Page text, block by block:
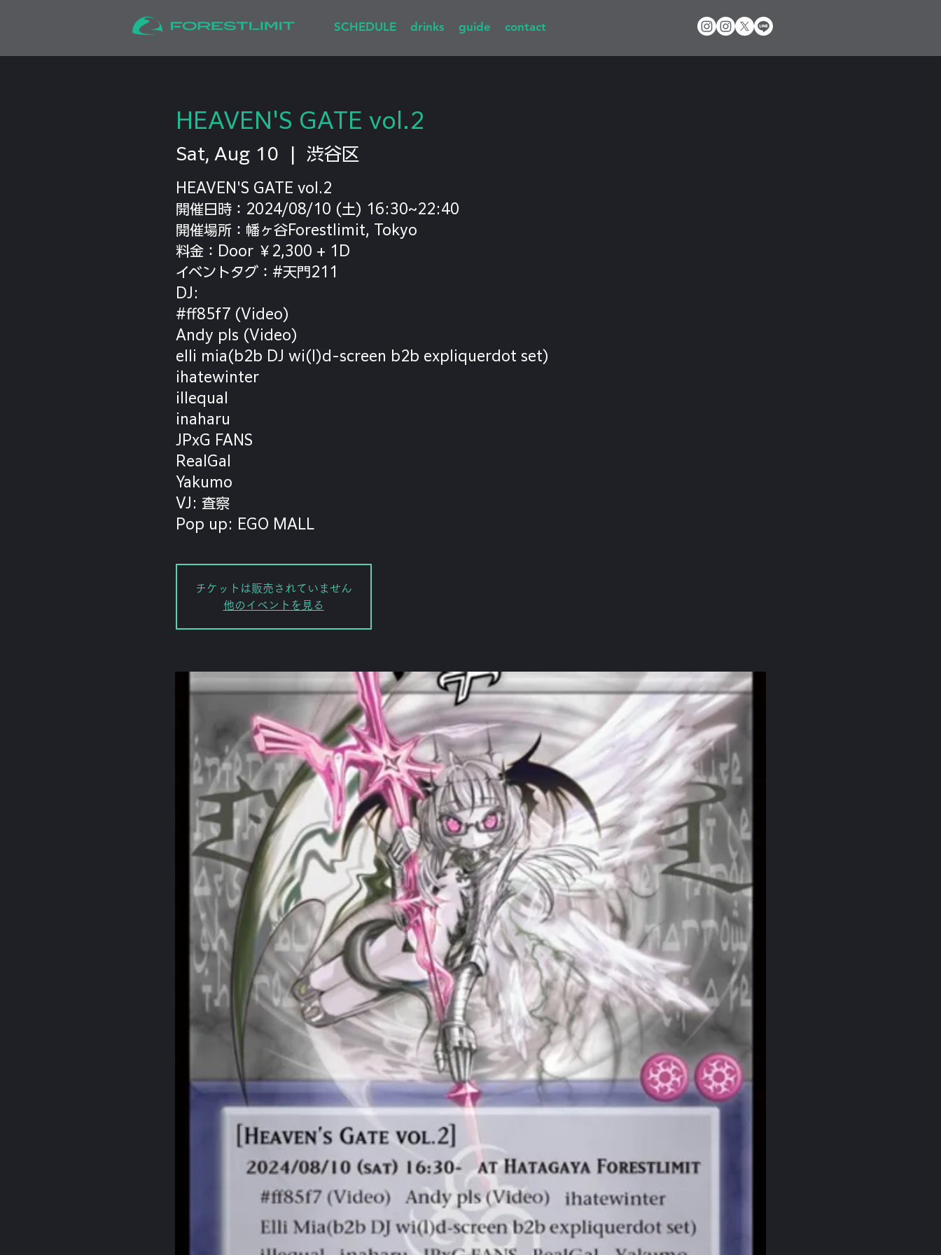
SCHEDULE drinks guide contact
HEAVEN'S GATE vol.2
Sat, Aug 10 渋谷区
HEAVEN'S GATE vol.2
開催日時：2024/08/10 (土) 16:30~22:40
開催場所：幡ヶ谷Forestlimit, Tokyo
料金：Door ￥2,300 + 1D
イベントタグ：#天門211
DJ:
#ff85f7 (Video)
Andy pls (Video)
elli mia(b2b DJ wi(l)d-screen b2b expliquerdot set)
ihatewinter
illequal
inaharu
JPxG FANS
RealGal
Yakumo
VJ: 査察
Pop up: EGO MALL
チケットは販売されていません
他のイベントを見る